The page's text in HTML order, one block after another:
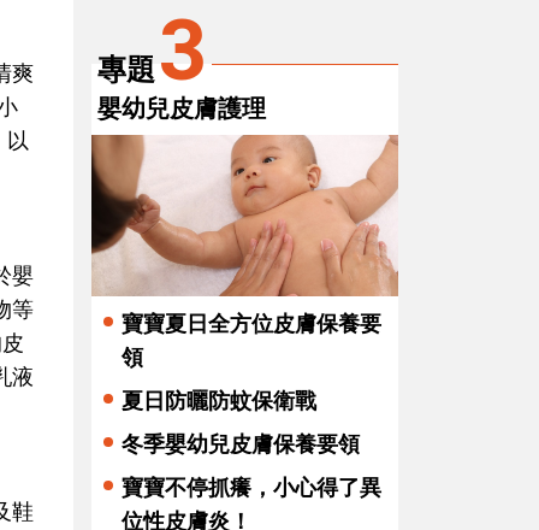
爽
嬰
等
液
鞋
專題3
嬰幼兒皮膚護理
寶寶夏日全方位皮膚保養要
領
夏日防曬防蚊保衛戰
冬季嬰幼兒皮膚保養要領
寶寶不停抓癢，小心得了異
位性皮膚炎！